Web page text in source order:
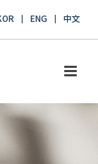
ENG 中文